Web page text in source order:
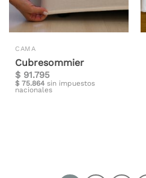
CAMA
Cubresommier
$ 91.795
$ 75.864 sin impuestos
nacionales